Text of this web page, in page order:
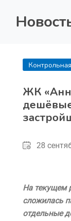
Контрольная
ЖК
28
На текущем
сложилась
отдельные